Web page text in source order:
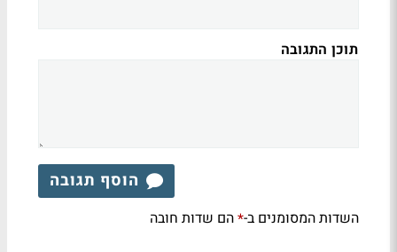
תוכן התגובה
הוסף תגובה
השדות המסומנים ב-*הם שדות חובה